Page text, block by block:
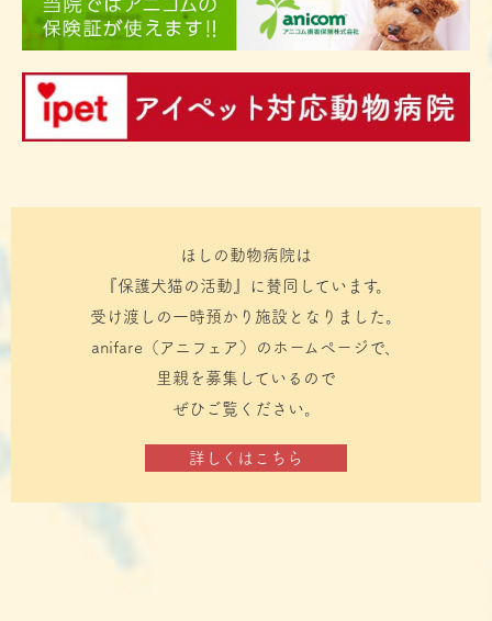
ほしの動物病院は
『保護犬猫の活動』に賛同しています。
受け渡しの一時預かり施設となりました。
anifare（アニフェア）のホームページで、
里親を募集しているので
ぜひご覧ください。
詳しくはこちら